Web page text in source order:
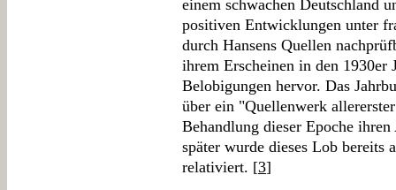
einem schwachen Deutschland
positiven Entwicklungen unter
durch Hansens Quellen
ihrem Erscheinen in den 1930er
Belobigungen hervor. Das
über ein "Quellenwerk
Behandlung dieser Epoche
später wurde dieses Lob bereits
relativiert. [3]